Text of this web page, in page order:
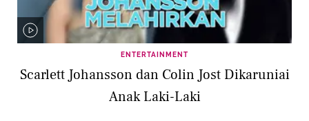
ENTERTAINMENT
Scarlett Johansson dan Colin Jost Dikaruniai
Anak Laki-Laki